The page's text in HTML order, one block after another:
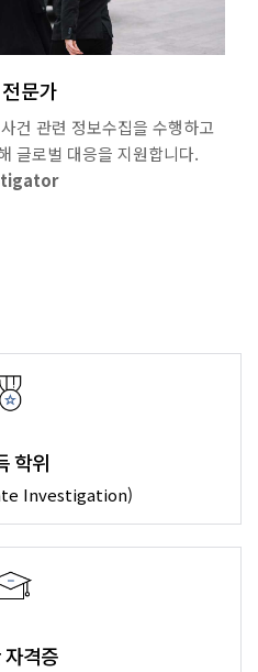
문가
건 관련 정보수집을 수행하고
글로벌 대응을 지원합니다.
학위
Investigation)
자격증